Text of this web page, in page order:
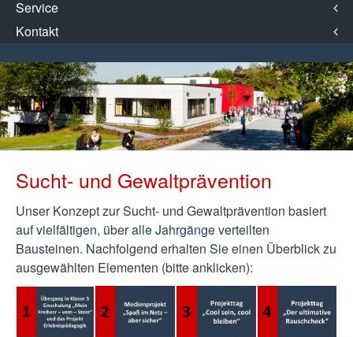
Service
Kontakt
Sucht- und Gewaltprävention
Unser Konzept zur Sucht- und Gewaltprävention basiert
auf vielfältigen, über alle Jahrgänge verteilten
Bausteinen. Nachfolgend erhalten Sie einen Überblick zu
ausgewählten Elementen (bitte anklicken):